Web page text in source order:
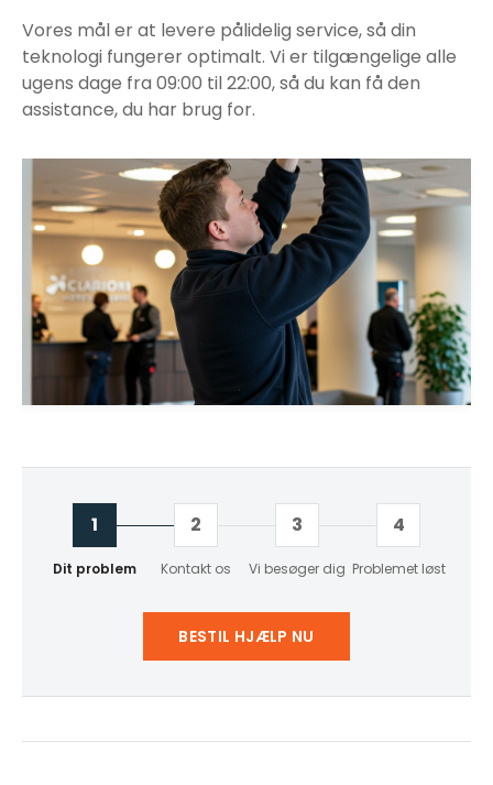
Vores mål er at levere pålidelig service, så din
teknologi fungerer optimalt. Vi er tilgængelige alle
ugens dage fra 09:00 til 22:00, så du kan få den
assistance, du har brug for.
1
Dit problem
2
Kontakt os
3
Vi besøger dig
4
Problemet løst
BESTIL HJÆLP NU